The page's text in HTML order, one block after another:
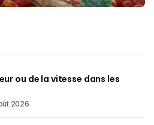
ou de la vitesse dans les
2026